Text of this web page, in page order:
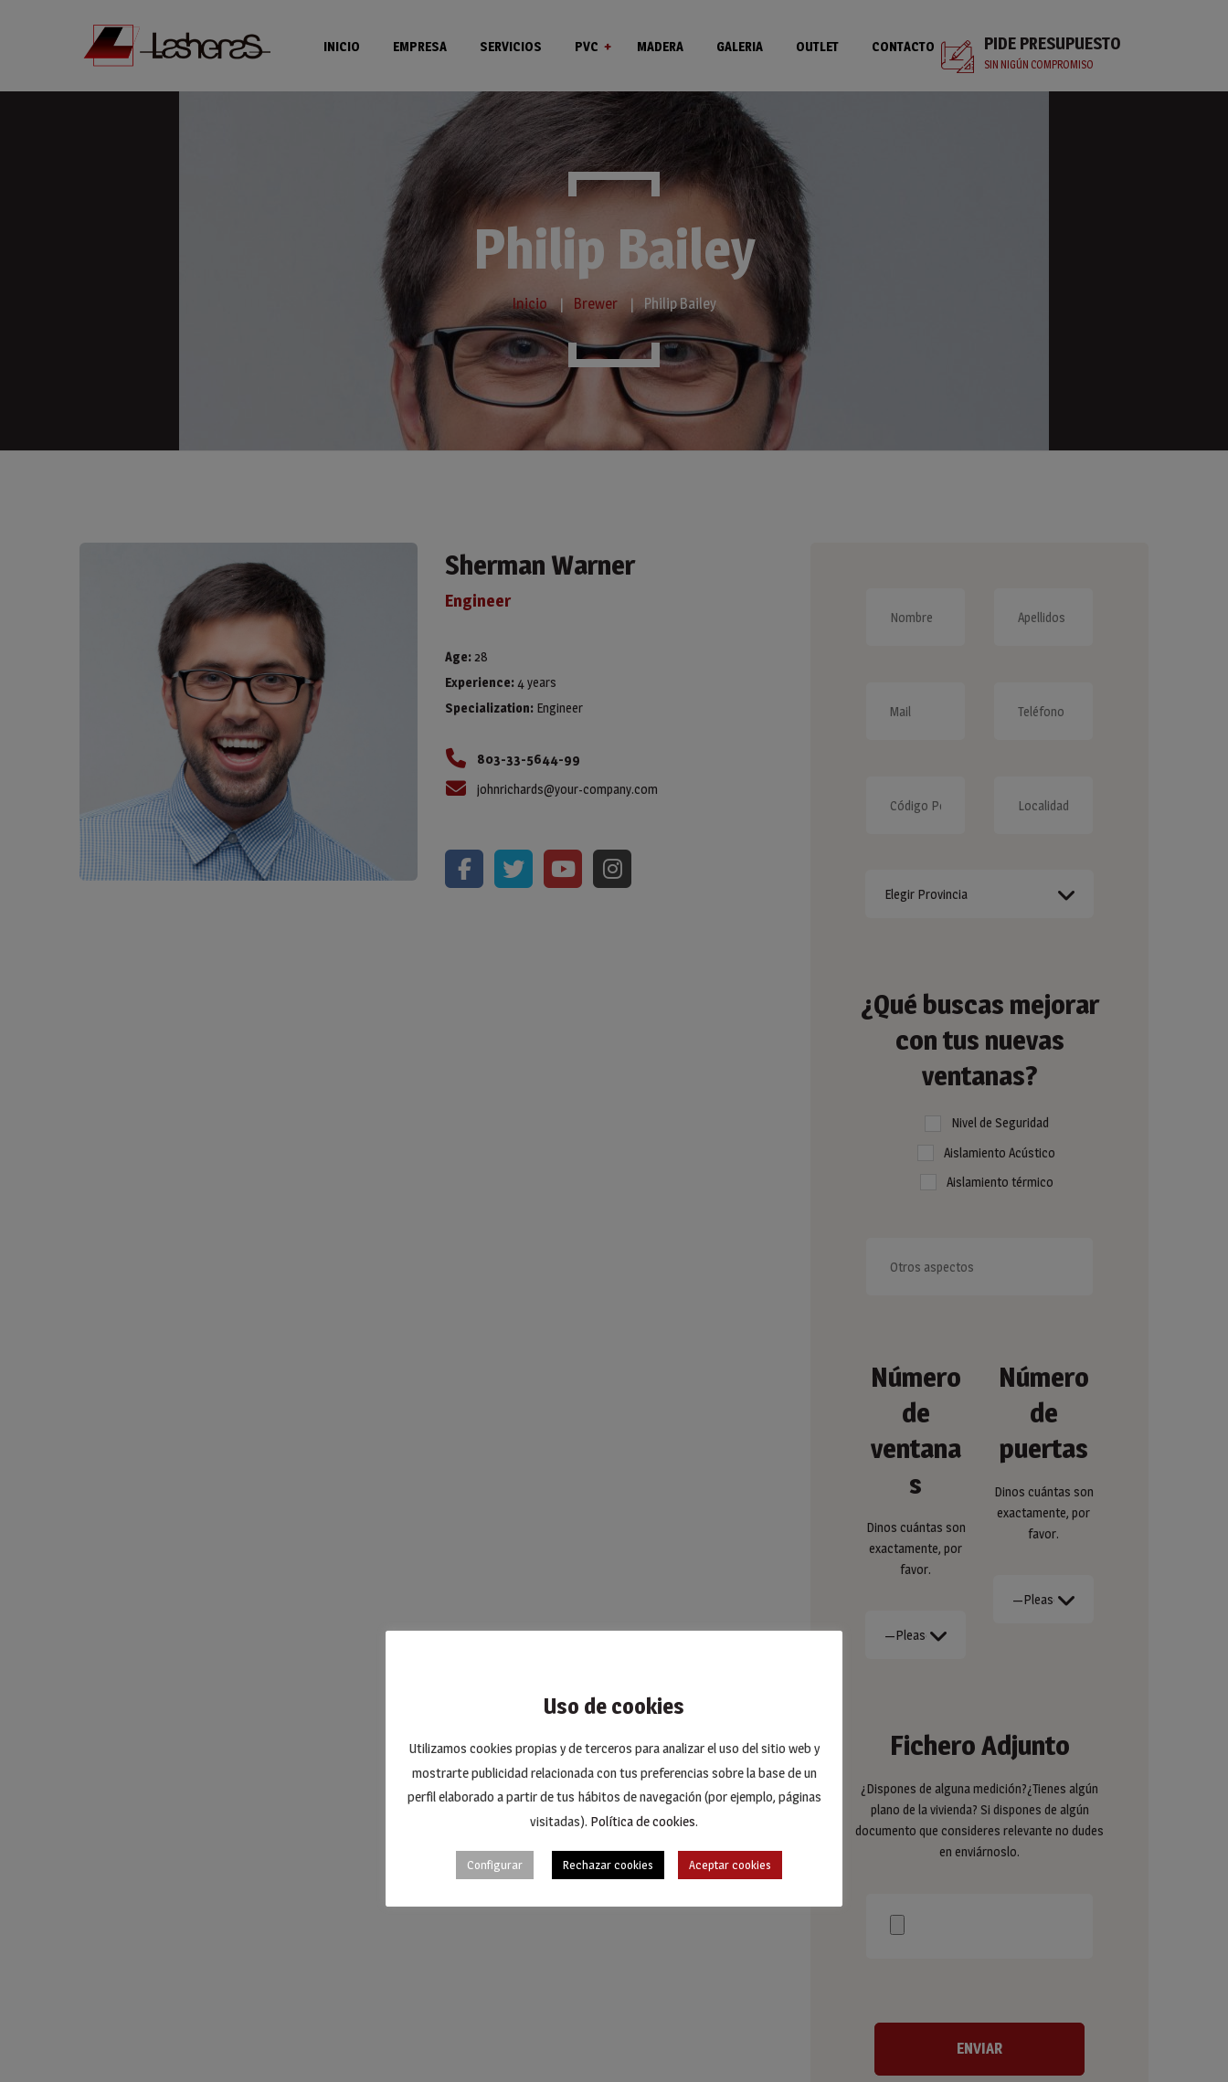
INICIO EMPRESA SERVICIOS PVC
Ventanas
Puertas
MADERA GALERIA OUTLET CONTACTO PIDE PRESUPUESTO
SIN NIGÚN COMPROMISO
Philip Bailey
Inicio Brewer Philip Bailey
Sherman Warner
Engineer
Age: 28
Experience: 4 years
Specialization: Engineer
803-33-5644-99
johnrichards@your-company.com
¿Qué buscas mejorar
con tus nuevas
ventanas?
Nivel de Seguridad
Aislamiento Acústico
Aislamiento térmico
Número
de
ventana
s
Dinos cuántas son
exactamente, por
favor.
Número
de
puertas
Dinos cuántas son
exactamente, por
favor.
Fichero Adjunto
¿Dispones de alguna medición?¿Tienes algún
plano de la vivienda? Si dispones de algún
documento que consideres relevante no dudes
en enviárnoslo.
Uso de cookies
Utilizamos cookies propias y de terceros para analizar el uso del sitio web y
mostrarte publicidad relacionada con tus preferencias sobre la base de un
perfil elaborado a partir de tus hábitos de navegación (por ejemplo, páginas
visitadas). Política de cookies.
Configurar Rechazar cookies Aceptar cookies